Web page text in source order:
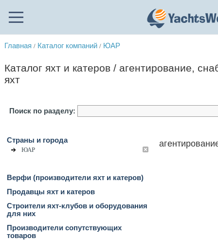
Главная / Каталог компаний / ЮАР
Каталог яхт и катеров / агентирование,
яхт
Поиск по разделу:
Страны и города
ЮАР
Верфи (производители яхт и катеров)
Продавцы яхт и катеров
Строители яхт-клубов и оборудования
для них
Производители сопутствующих
товаров